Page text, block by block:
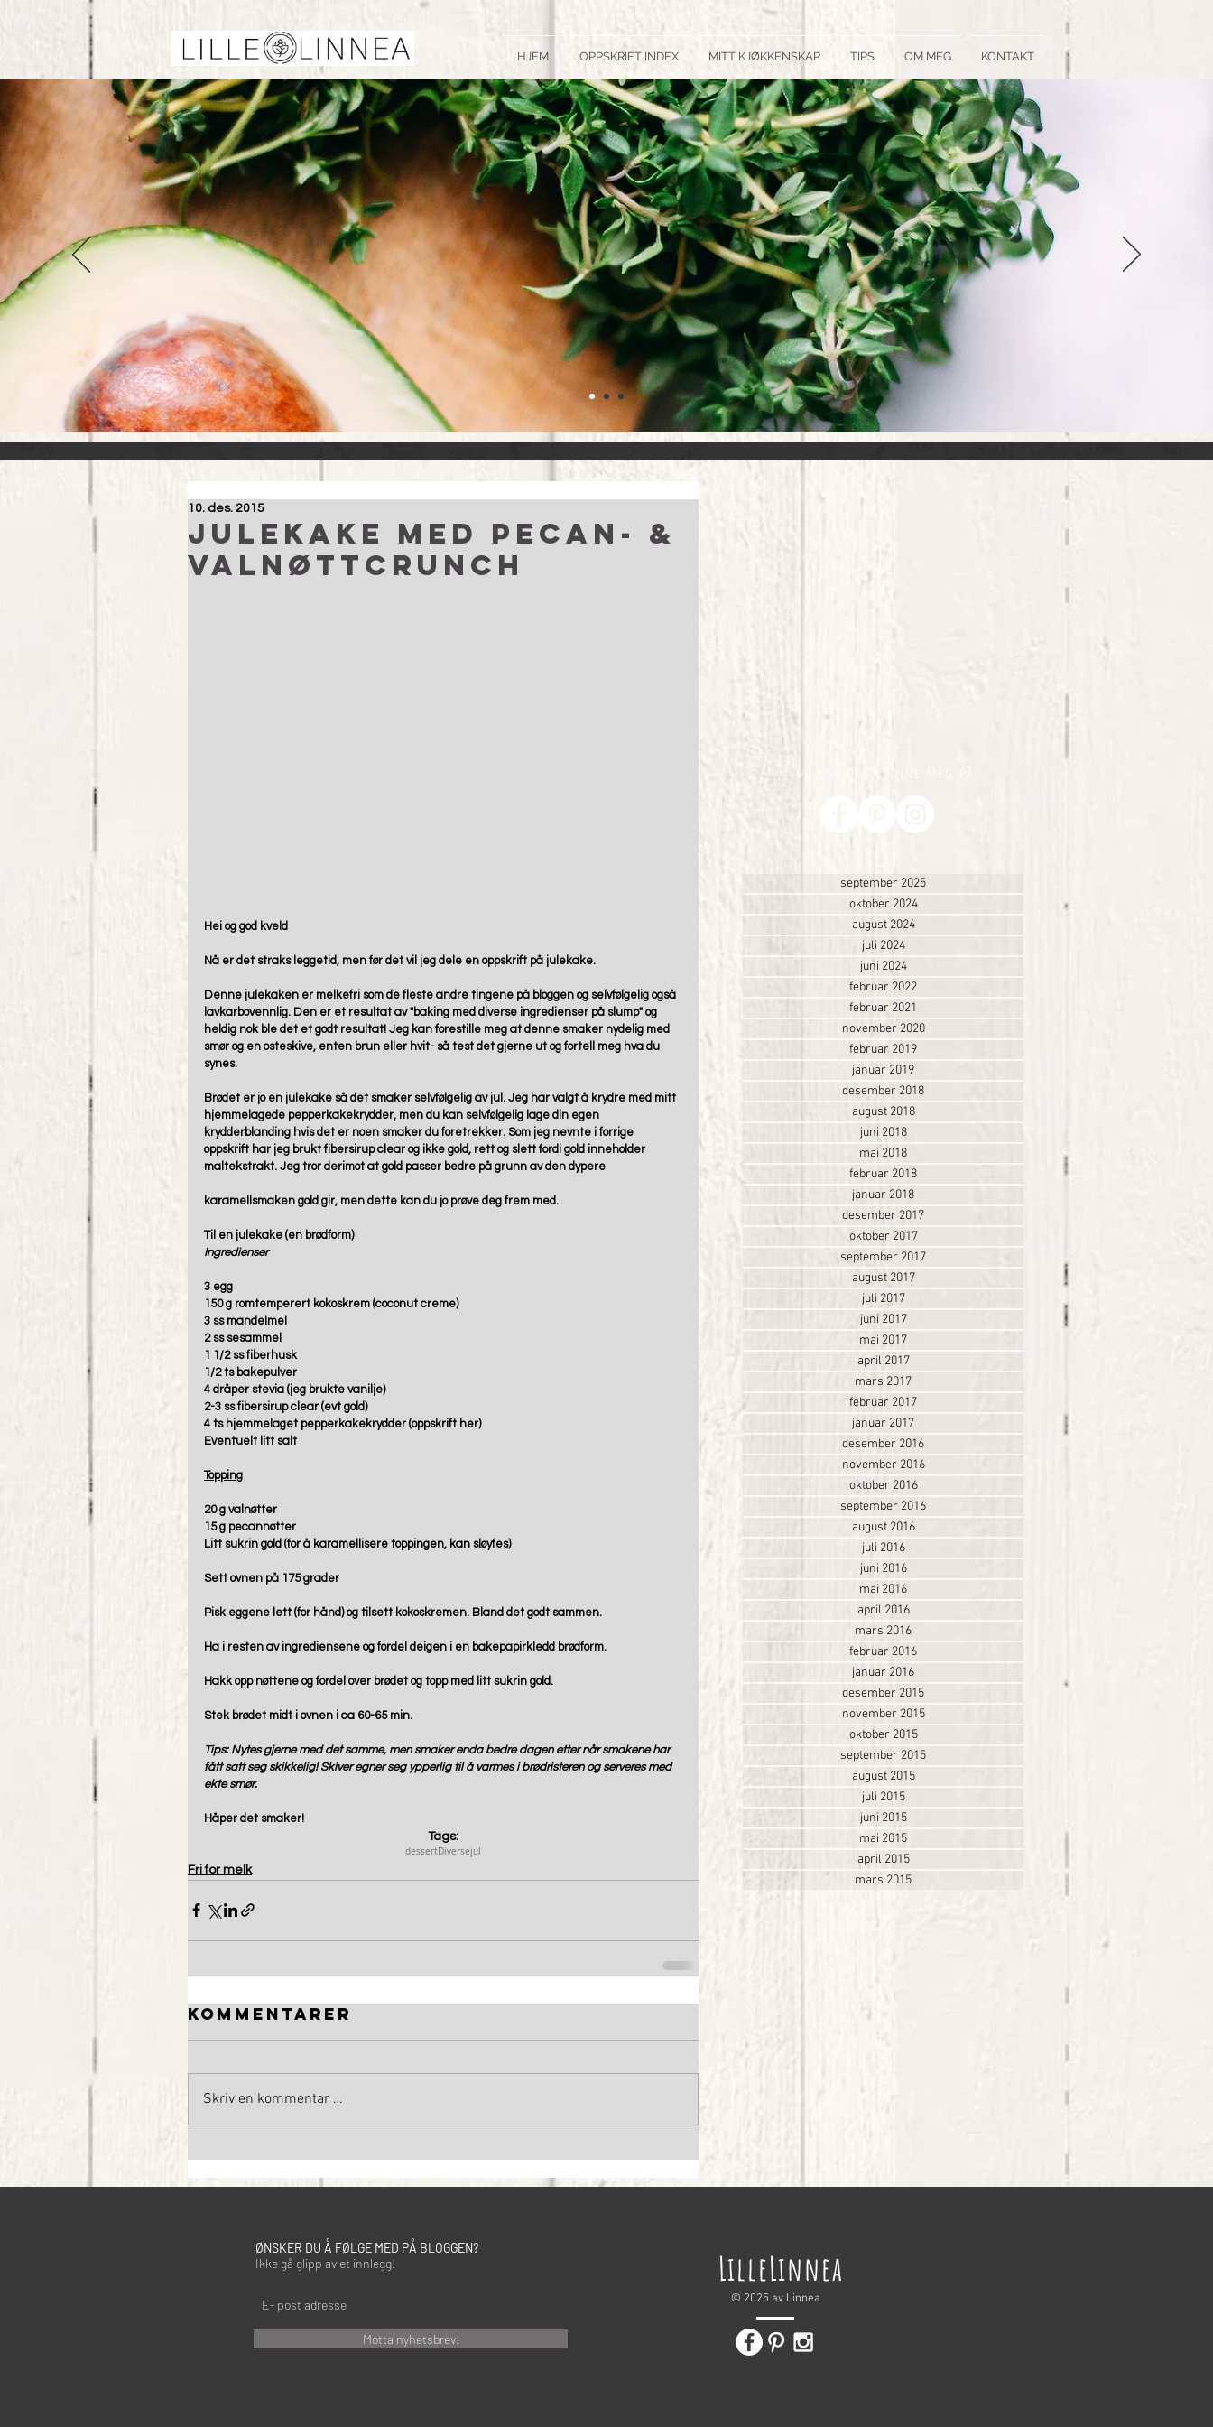
HJEM OPPSKRIFT INDEX MITT KJØKKENSKAP TIPS OM MEG KONTAKT
Julekake med pecan- &
valnøttcrunch
10. des. 2015
Hei og god kveld
Nå er det straks leggetid, men før det vil jeg dele en oppskrift på julekake.
Denne julekaken er melkefri som de fleste andre tingene på bloggen og selvfølgelig også
lavkarbovennlig. Den er et resultat av "baking med diverse ingredienser på slump" og
heldig nok ble det et godt resultat! Jeg kan forestille meg at denne smaker nydelig med
smør og en osteskive, enten brun eller hvit- så test det gjerne ut og fortell meg hva du
synes.
Brødet er jo en julekake så det smaker selvfølgelig av jul. Jeg har valgt å krydre med mitt
hjemmelagede pepperkakekrydder, men du kan selvfølgelig lage din egen
krydderblanding hvis det er noen smaker du foretrekker. Som jeg nevnte i forrige
oppskrift har jeg brukt fibersirup clear og ikke gold, rett og slett fordi gold inneholder
maltekstrakt. Jeg tror derimot at gold passer bedre på grunn av den dypere
karamellsmaken gold gir, men dette kan du jo prøve deg frem med.
Til en julekake (en brødform)
Ingredienser
3 egg
150 g romtemperert kokoskrem (coconut creme)
3 ss mandelmel
2 ss sesammel
1 1/2 ss fiberhusk
1/2 ts bakepulver
4 dråper stevia (jeg brukte vanilje)
2-3 ss fibersirup clear (evt gold)
4 ts hjemmelaget pepperkakekrydder (oppskrift her)
Eventuelt litt salt
Topping
20 g valnøtter
15 g pecannøtter
Litt sukrin gold (for å karamellisere toppingen, kan sløyfes)
Sett ovnen på 175 grader
Pisk eggene lett (for hånd) og tilsett kokoskremen. Bland det godt sammen.
Ha i resten av ingrediensene og fordel deigen i en bakepapirkledd brødform.
Hakk opp nøttene og fordel over brødet og topp med litt sukrin gold.
Stek brødet midt i ovnen i ca 60-65 min.
Tips: Nytes gjerne med det samme, men smaker enda bedre dagen etter når smakene har
fått satt seg skikkelig! Skiver egner seg ypperlig til å varmes i brødristeren og serveres med
ekte smør.
Håper det smaker!
Tags:
dessertDiversejul
Fri for melk
Kommentarer
Skriv en kommentar …
DU KAN OGSÅ FINNE MEG PÅ
september 2025
oktober 2024
august 2024
juli 2024
juni 2024
februar 2022
februar 2021
november 2020
februar 2019
januar 2019
desember 2018
august 2018
juni 2018
mai 2018
februar 2018
januar 2018
desember 2017
oktober 2017
september 2017
august 2017
juli 2017
juni 2017
mai 2017
april 2017
mars 2017
februar 2017
januar 2017
desember 2016
november 2016
oktober 2016
september 2016
august 2016
juli 2016
juni 2016
mai 2016
april 2016
mars 2016
februar 2016
januar 2016
desember 2015
november 2015
oktober 2015
september 2015
august 2015
juli 2015
juni 2015
mai 2015
april 2015
mars 2015
ØNSKER DU Å FØLGE MED PÅ BLOGGEN?
Ikke gå glipp av et innlegg!
Motta nyhetsbrev!
LilleLinnea
© 2025 av Linnea